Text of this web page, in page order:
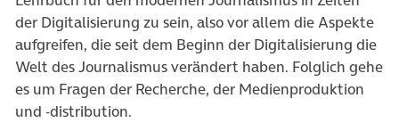
der Digitalisierung zu sein, also vor allem die Aspekte
aufgreifen, die seit dem Beginn der Digitalisierung die
Welt des Journalismus verändert haben. Folglich gehe
es um Fragen der Recherche, der Medienproduktion
und -distribution.